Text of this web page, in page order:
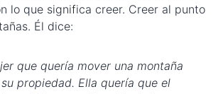
lo que significa creer. Creer al punto
Él dice:
que quería mover una montaña
propiedad. Ella quería que el